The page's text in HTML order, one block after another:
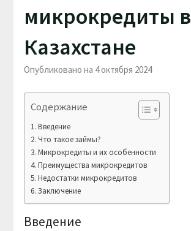
микрокредиты в
Казахстане
Опубликовано на 4 октября 2024
Содержание
Введение
Что такое займы?
Микрокредиты и их особенности
Преимущества микрокредитов
Недостатки микрокредитов
Заключение
Введение